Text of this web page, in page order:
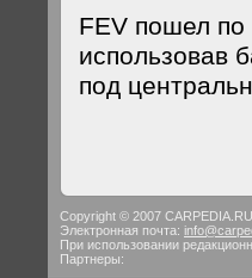
FEV пошел по
использовав
под
Copyright © 2007 CARPEDIA.RU
Электронная почта:
При использовании
Партнеры: